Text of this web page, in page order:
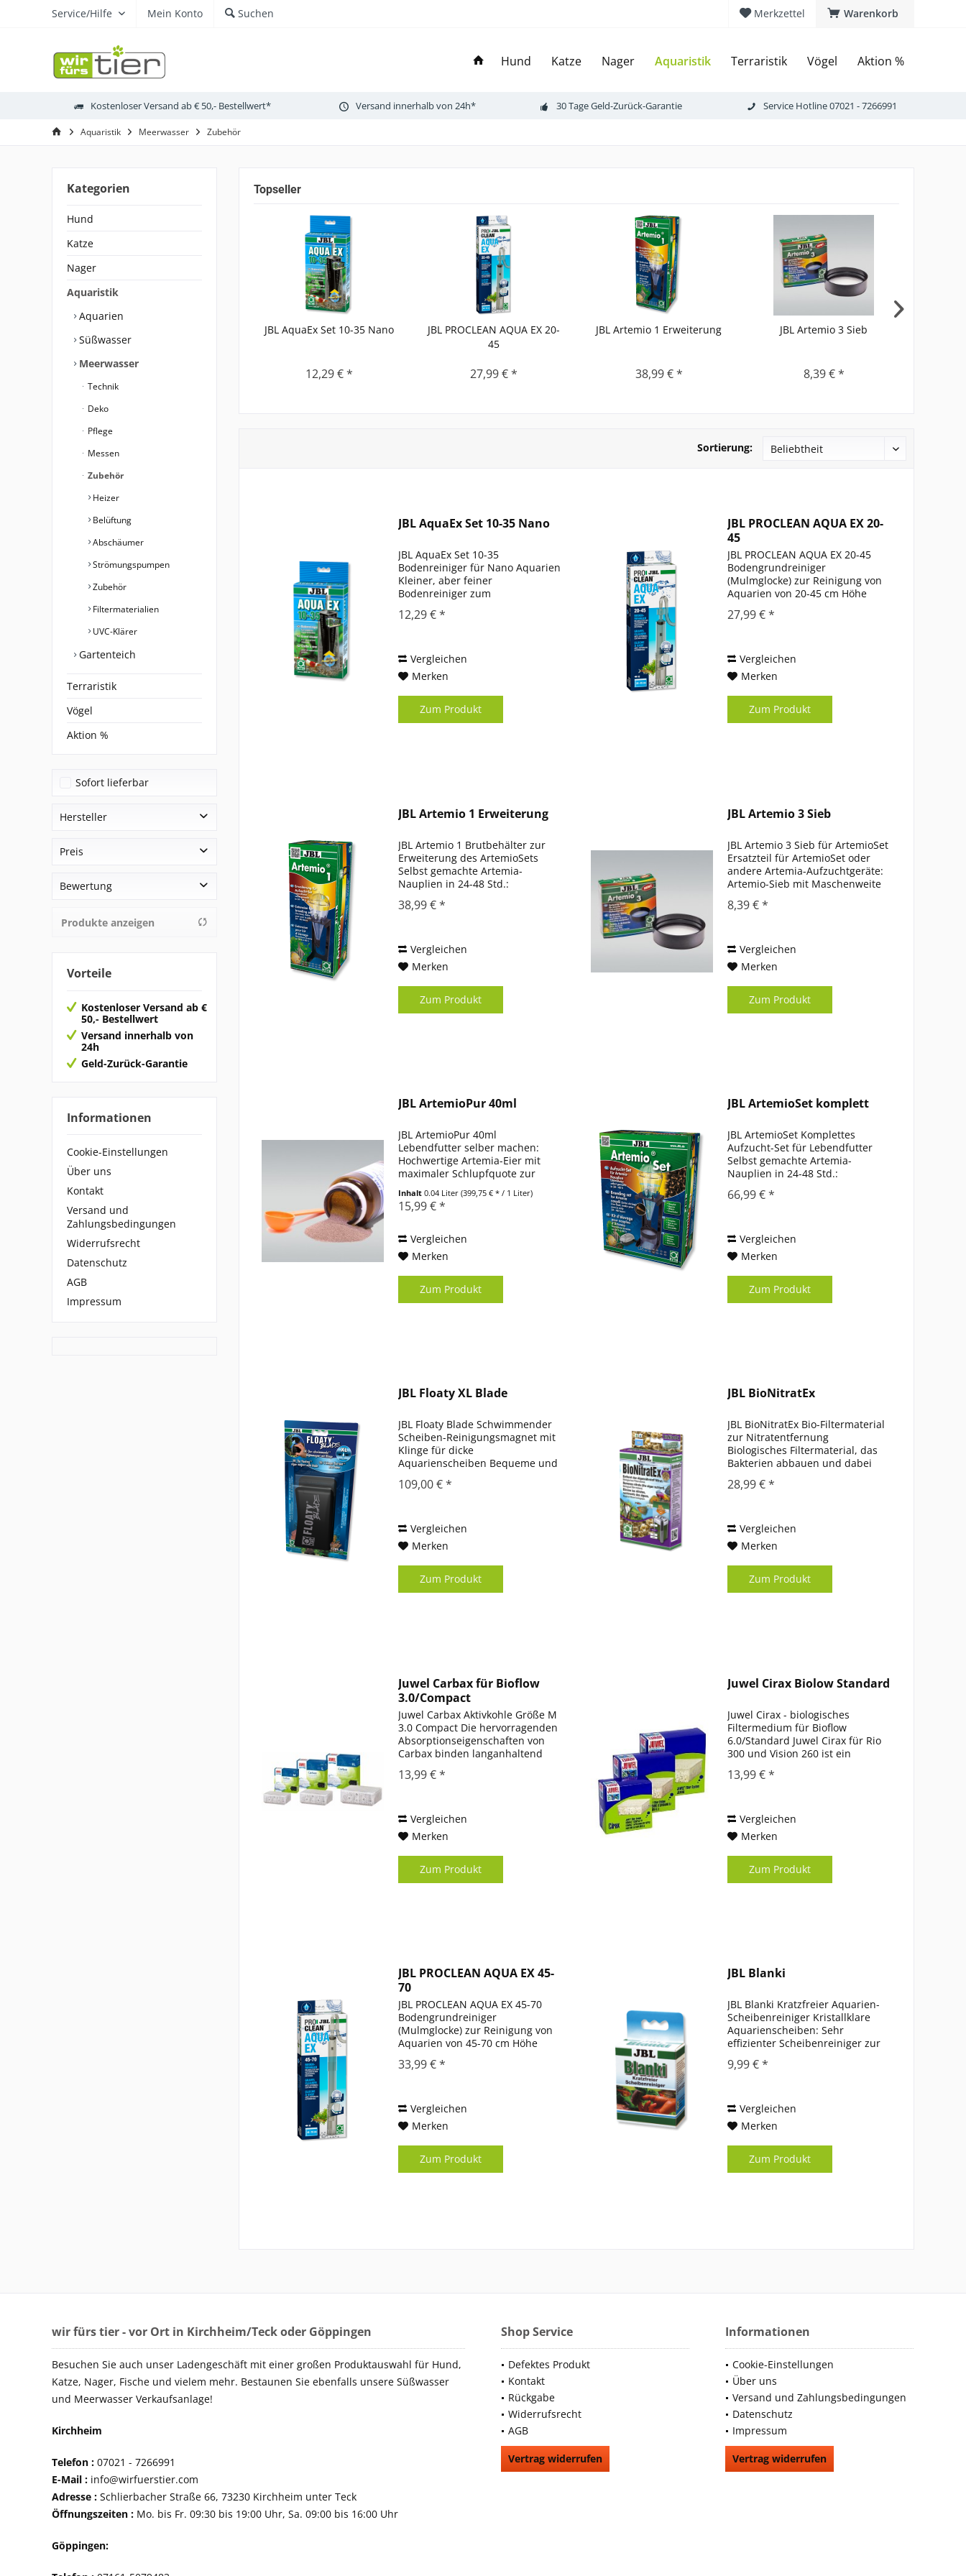
Warenkorb
Merkzettel
Service/Hilfe Mein Konto Suchen
Hund Katze Nager Aquaristik Terraristik Vögel Aktion %
Kostenloser Versand ab € 50,- Bestellwert* Versand innerhalb von 24h* 30 Tage Geld-Zurück-Garantie Service Hotline 07021 - 7266991
Aquaristik Meerwasser Zubehör
Kategorien
Hund
Katze
Nager
Aquaristik
Aquarien
Süßwasser
Meerwasser
Technik
Deko
Pflege
Messen
Zubehör
Heizer
Belüftung
Abschäumer
Strömungspumpen
Zubehör
Filtermaterialien
UVC-Klärer
Gartenteich
Terraristik
Vögel
Aktion %
Sofort lieferbar
Hersteller
Aqua Nova
Aquaforest
Jebao
Nyos
Preis
Bewertung
& mehr
Produkte anzeigen
Vorteile
Kostenloser Versand ab €
50,- Bestellwert
Versand innerhalb von
24h
Geld-Zurück-Garantie
Informationen
Cookie-Einstellungen
Über uns
Kontakt
Versand und
Zahlungsbedingungen
Widerrufsrecht
Datenschutz
AGB
Impressum
Topseller
JBL AquaEx Set 10-35 Nano
12,29 € *
JBL PROCLEAN AQUA EX 20-
45
27,99 € *
JBL Artemio 1 Erweiterung
38,99 € *
JBL Artemio 3 Sieb
8,39 € *
Sortierung:
JBL AquaEx Set 10-35 Nano
JBL AquaEx Set 10-35
Bodenreiniger für Nano Aquarien
Kleiner, aber feiner
Bodenreiniger zum
Aquarien Anwendung:
ansaugen und das Wasser fließt
in Eimer...
12,29 € *
Vergleichen
Merken
Zum Produkt
JBL PROCLEAN AQUA EX 20-
45
JBL PROCLEAN AQUA EX 20-45
Bodengrundreiniger
(Mulmglocke) zur Reinigung von
Aquarien von 20-45 cm Höhe
wirksamer Bodenreiniger zum
Saugglocke schütteln, Wasser...
27,99 € *
Vergleichen
Merken
Zum Produkt
JBL Artemio 1 Erweiterung
JBL Artemio 1 Brutbehälter zur
Erweiterung des ArtemioSets
Selbst gemachte Artemia-
Nauplien in 24-48 Std.:
und Schlauch. Brutbehälter
Standvorrichtung per Bajonett...
38,99 € *
Vergleichen
Merken
Zum Produkt
JBL Artemio 3 Sieb
JBL Artemio 3 Sieb für ArtemioSet
Ersatzteil für ArtemioSet oder
andere Artemia-Aufzuchtgeräte:
Artemio-Sieb mit Maschenweite
Auffangbehälter (als JBL Artemio
8,39 € *
Vergleichen
Merken
Zum Produkt
JBL ArtemioPur 40ml
JBL ArtemioPur 40ml
Lebendfutter selber machen:
Hochwertige Artemia-Eier mit
maximaler Schlupfquote zur
Krebsen Einfache Anwendung:
Eier in Salzwasser geben,
24 Stunden (Spezialsalz...
Inhalt0.04 Liter(399,75 € * / 1 Liter)
15,99 € *
Vergleichen
Merken
Zum Produkt
JBL ArtemioSet komplett
JBL ArtemioSet Komplettes
Aufzucht-Set für Lebendfutter
Selbst gemachte Artemia-
Nauplien in 24-48 Std.:
Standvorrichtung und Luftpumpe
Salz und Artemia Eier...
66,99 € *
Vergleichen
Merken
Zum Produkt
JBL Floaty XL Blade
JBL Floaty Blade Schwimmender
Scheiben-Reinigungsmagnet mit
Klinge für dicke
Aquarienscheiben Bequeme und
Aquarienscheiben von 8 bis 15
und schwimmendem
Innenelement...
109,00 € *
Vergleichen
Merken
Zum Produkt
JBL BioNitratEx
JBL BioNitratEx Bio-Filtermaterial
zur Nitratentfernung
Biologisches Filtermaterial, das
Bakterien abbauen und dabei
oder Meerwasser entfernt
und...
28,99 € *
Vergleichen
Merken
Zum Produkt
Juwel Carbax für Bioflow
3.0/Compact
Juwel Carbax Aktivkohle Größe M
3.0 Compact Die hervorragenden
Absorptionseigenschaften von
Carbax binden langanhaltend
Geruchsstoffe sowie toxische
13,99 € *
Vergleichen
Merken
Zum Produkt
Juwel Cirax Biolow Standard
Juwel Cirax - biologisches
Filtermedium für Bioflow
6.0/Standard Juwel Cirax für Rio
300 und Vision 260 ist ein
Keramikbasis, welches dank
nützliche...
13,99 € *
Vergleichen
Merken
Zum Produkt
JBL PROCLEAN AQUA EX 45-
70
JBL PROCLEAN AQUA EX 45-70
Bodengrundreiniger
(Mulmglocke) zur Reinigung von
Aquarien von 45-70 cm Höhe
wirksamer Bodenreiniger zum
Saugglocke schütteln, Wasser...
33,99 € *
Vergleichen
Merken
Zum Produkt
JBL Blanki
JBL Blanki Kratzfreier Aquarien-
Scheibenreiniger Kristallklare
Aquarienscheiben: Sehr
effizienter Scheibenreiniger zur
Schmutz Bequeme Handhabung:
9,99 € *
Vergleichen
Merken
Zum Produkt
wir fürs tier - vor Ort in Kirchheim/Teck oder Göppingen
Besuchen Sie auch unser Ladengeschäft mit einer großen Produktauswahl für Hund,
Katze, Nager, Fische und vielem mehr. Bestaunen Sie ebenfalls unsere Süßwasser
und Meerwasser Verkaufsanlage!
Kirchheim
Telefon : 07021 - 7266991
E-Mail : info@wirfuerstier.com
Adresse : Schlierbacher Straße 66, 73230 Kirchheim unter Teck
Öffnungszeiten : Mo. bis Fr. 09:30 bis 19:00 Uhr, Sa. 09:00 bis 16:00 Uhr
Göppingen:
Shop Service
Defektes Produkt
Kontakt
Rückgabe
Widerrufsrecht
AGB
Vertrag widerrufen
Informationen
Cookie-Einstellungen
Über uns
Versand und Zahlungsbedingungen
Datenschutz
Impressum
Vertrag widerrufen